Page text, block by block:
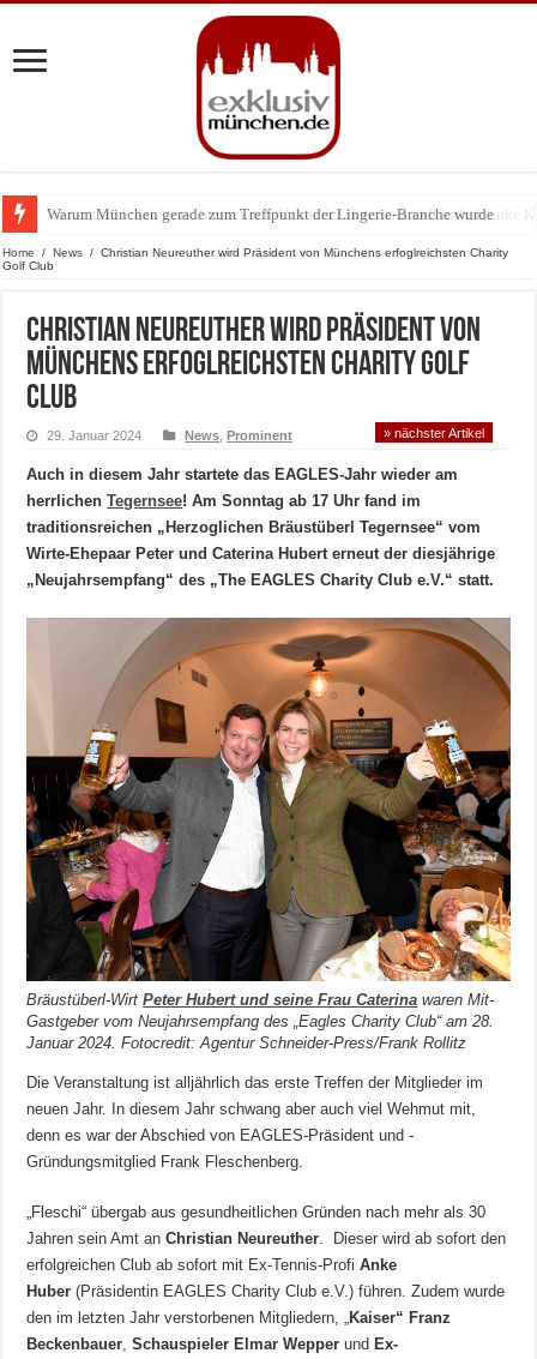
Warum München gerade zum Treffpunkt der Lingerie-Branche wurde
Home / News / Christian Neureuther wird Präsident von Münchens erfoglreichsten Charity
Golf Club
Christian Neureuther wird Präsident von
Münchens erfoglreichsten Charity Golf
Club
29. Januar 2024 News ,Prominent » nächster Artikel
Auch in diesem Jahr startete das EAGLES-Jahr wieder am
herrlichenTegernsee! Am Sonntag ab 17 Uhr fand im
traditionsreichen „Herzoglichen Bräustüberl Tegernsee“ vom
Wirte-Ehepaar Peter und Caterina Hubert erneut der diesjährige
„Neujahrsempfang“ des „The EAGLES Charity Club e.V.“ statt.
Bräustüberl-WirtPeter Hubert und seine Frau Caterina waren Mit-
Gastgeber vom Neujahrsempfang des „Eagles Charity Club“ am 28.
Januar 2024. Fotocredit: Agentur Schneider-Press/Frank Rollitz
Die Veranstaltung ist alljährlich das erste Treffen der Mitglieder im
neuen Jahr. In diesem Jahr schwang aber auch viel Wehmut mit,
denn es war der Abschied von EAGLES-Präsident und -
Gründungsmitglied Frank Fleschenberg.
„Fleschi“ übergab aus gesundheitlichen Gründen nach mehr als 30
Jahren sein Amt anChristian Neureuther . Dieser wird ab sofort den
erfolgreichen Club ab sofort mit Ex-Tennis-ProfiAnke
Huber(Präsidentin EAGLES Charity Club e.V.) führen. Zudem wurde
den im letzten Jahr verstorbenen Mitgliedern, „Kaiser“ Franz
Beckenbauer ,Schauspieler Elmar Wepper undEx-